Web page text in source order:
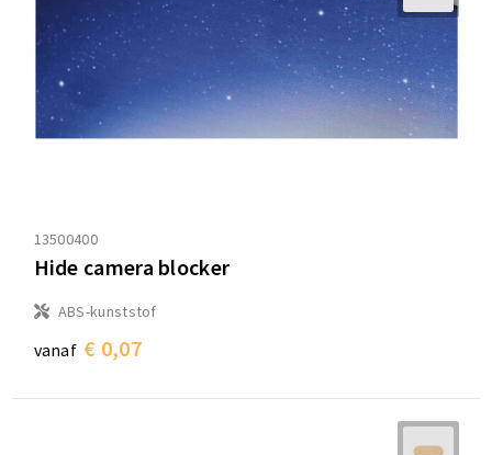
13500400
Hide camera blocker
ABS-kunststof
vanaf € 0,07